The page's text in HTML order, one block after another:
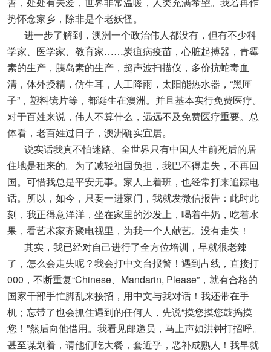
势怀念家乡，除非是个老妖怪。
进一步了解到，澳洲一个政治伟人都没有，但有不少科
学家、医学家、教育家……炭疽病疫苗，心脏起搏器，青霉
素的生产，胰岛素的生产，超声波扫描仪，多价抗蛇毒血
清，体外授精，仿生耳，人工降雨，太阳能热水器，“黑匣
子”，塑料镜片等，都诞生在澳洲。并且基本实行免费医疗。
对于百姓来说，伟人不算什么，远远不及免费医疗重要。总
体看，老百姓过日子，澳洲确实宜居。
说实话我真不怕迷路。全世界只有中国人生前死后的居
住地是租来的。为了减轻祖国负担，我巴不得走失，不再回
国。可惜我总是平安无事。家人上着班，也经常打来追踪电
话。所以，如今，只要一进家门，我就发微信报告：此时此
刻，我正得意洋洋，坐在家里的沙发上，喝着牛奶，吃着水
果，看艺术家齐聚电视里，为我一个人献艺。没有走失！
其实，我已经对自己进行了全方位培训，早就很老辣
了，怎么会走失呢？我会打中文台报警！遇到占线，直接打
000，不断重复“Chinese、Mandarin, Please”，就有合格的
国家干部手忙脚乱来接招，用中文与我对话！我还带在手
机；忘带了也会抓住遇到的任何人，先说“摸您摸您鼓捣摸
您！”然后向他借用。我看见邮递员，马上声如洪钟打招呼。
甚至谋划着，请他们吃大餐，套近乎，恶补成熟人！我早就